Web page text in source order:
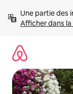
directement
Afficher dans